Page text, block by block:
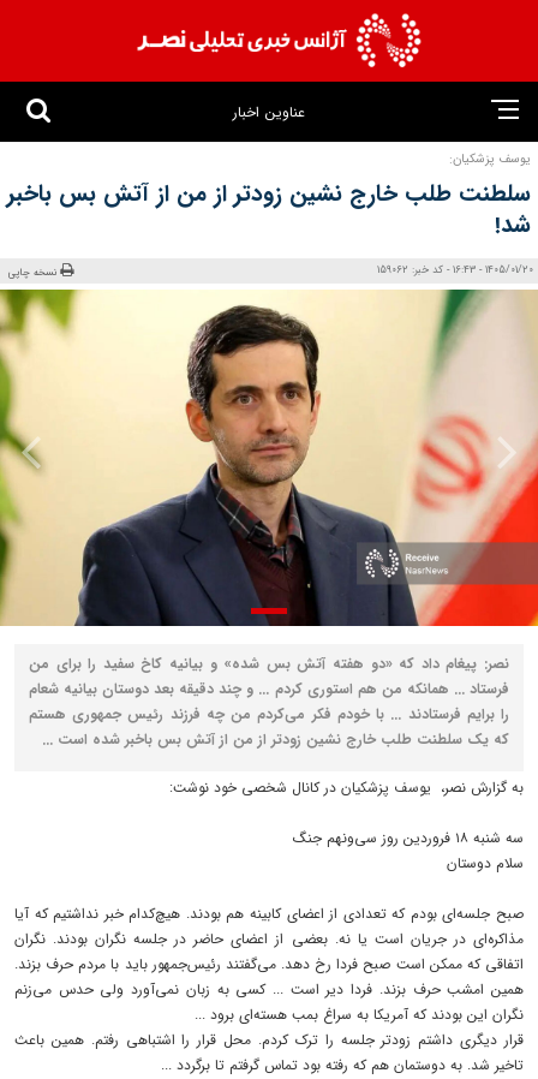
عناوین اخبار
یوسف پزشکیان:
سلطنت‌ طلب خارج نشین زودتر از من از آتش‌ بس باخبر
شد!
1405/01/20 - 16:43 - کد خبر: 159062 نسخه چاپی
نصر: پیغام داد که «دو هفته آتش بس شده» و بیانیه کاخ سفید را برای من
فرستاد ... همانکه من هم استوری کردم ... و چند دقیقه بعد دوستان بیانیه شعام
را برایم فرستادند ... با خودم فکر می‌کردم من چه فرزند رئیس‌ جمهوری هستم
که یک سلطنت‌ طلب خارج نشین زودتر از من از آتش‌ بس باخبر شده است ...
به گزارش نصر، یوسف پزشکیان در کانال شخصی خود نوشت:
سه شنبه ۱۸ فروردین روز سی‌ونهم جنگ
سلام دوستان
صبح جلسه‌ای بودم که تعدادی از اعضای کابینه هم بودند. هیچ‌کدام خبر نداشتیم که آیا
مذاکره‌ای ‌در جریان است یا نه. بعضی از اعضای حاضر در جلسه نگران بودند. نگران
اتفاقی که ممکن است صبح فردا رخ دهد. می‌گفتند رئیس‌جمهور باید با مردم حرف بزند.
همین امشب حرف بزند. فردا دیر است ... کسی به زبان نمی‌آورد ولی حدس می‌زنم
نگران این بودند که آمریکا به سراغ بمب هسته‌ای برود ...
قرار دیگری داشتم زودتر جلسه را ترک کردم. محل قرار را اشتباهی رفتم. همین باعث
تاخیر شد. به دوستمان هم که رفته بود تماس گرفتم تا برگردد ...